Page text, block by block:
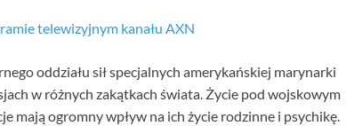
telewizyjnym kanału AXN
oddziału sił specjalnych amerykańskiej marynarki
w różnych zakątkach świata. Życie pod wojskowym
mają ogromny wpływ na ich życie rodzinne i psychikę.